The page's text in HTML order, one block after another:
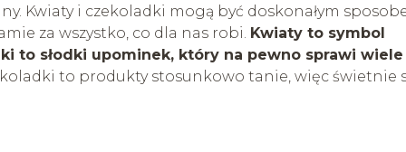
Kwiaty i czekoladki mogą być doskonałym
za wszystko, co dla nas robi. Kwiaty to symbol
to słodki upominek, który na pewno sprawi wiele
to produkty stosunkowo tanie, więc świetnie